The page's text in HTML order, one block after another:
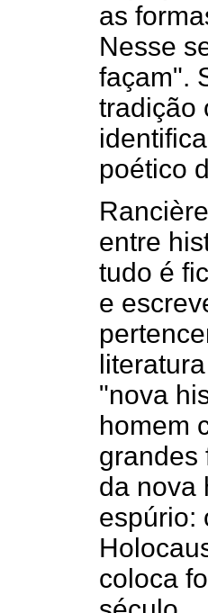
as
Nesse
façam".
tradição
poético
entre
tudo é
e
"nova
homem
grandes
da nova
espúrio:
coloca